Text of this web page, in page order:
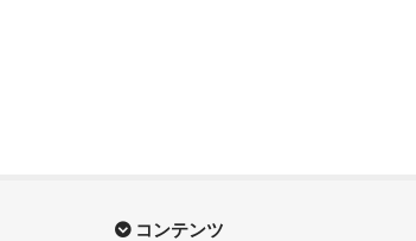
コンテンツ